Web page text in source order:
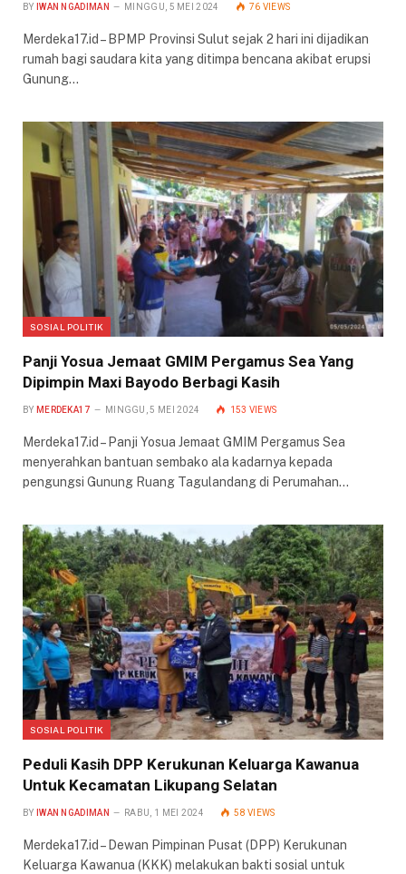
BY IWAN NGADIMAN MINGGU, 5 MEI 2024 76 VIEWS
Merdeka17.id – BPMP Provinsi Sulut sejak 2 hari ini dijadikan
rumah bagi saudara kita yang ditimpa bencana akibat erupsi
Gunung…
SOSIAL POLITIK
Panji Yosua Jemaat GMIM Pergamus Sea Yang
Dipimpin Maxi Bayodo Berbagi Kasih
BY MERDEKA17 MINGGU, 5 MEI 2024 153 VIEWS
Merdeka17.id – Panji Yosua Jemaat GMIM Pergamus Sea
menyerahkan bantuan sembako ala kadarnya kepada
pengungsi Gunung Ruang Tagulandang di Perumahan…
SOSIAL POLITIK
Peduli Kasih DPP Kerukunan Keluarga Kawanua
Untuk Kecamatan Likupang Selatan
BY IWAN NGADIMAN RABU, 1 MEI 2024 58VIEWS
Merdeka17.id – Dewan Pimpinan Pusat (DPP) Kerukunan
Keluarga Kawanua (KKK) melakukan bakti sosial untuk